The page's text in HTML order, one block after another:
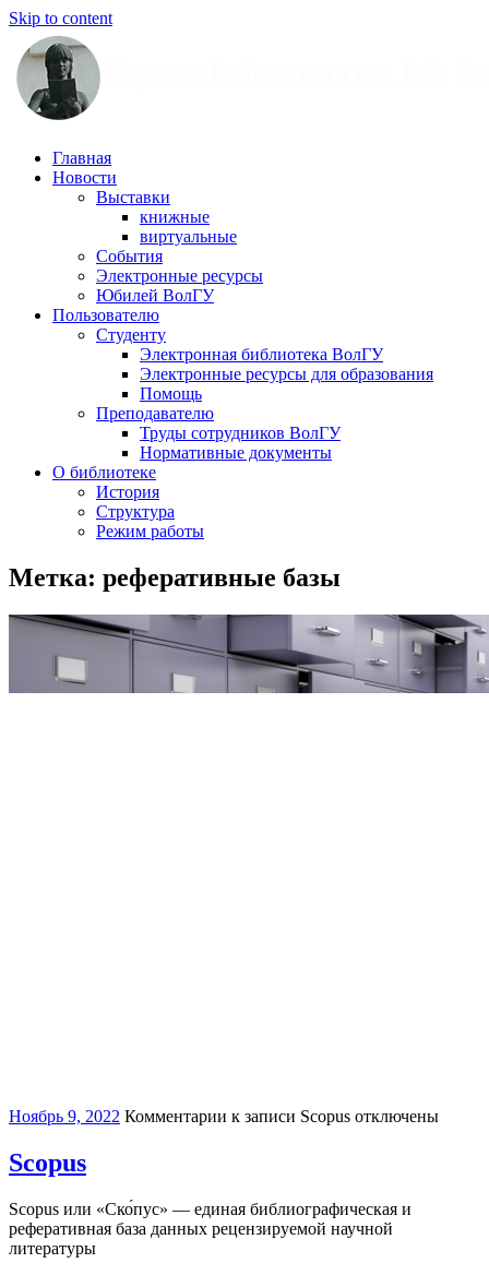
Skip to content
Научная
библиотека
Иншакова
Главная
Новости
Выставки
книжные
виртуальные
События
Электронные ресурсы
Юбилей ВолГУ
Пользователю
Студенту
Электронная библиотека ВолГУ
Электронные ресурсы для образования
Помощь
Преподавателю
Труды сотрудников ВолГУ
Нормативные документы
О библиотеке
История
Структура
Режим работы
Метка: реферативные базы
Ноябрь 9, 2022 Комментарии к записи Scopus отключены
Scopus
Scopus или «Ско́пус» — единая библиографическая и
реферативная база данных рецензируемой научной
литературы